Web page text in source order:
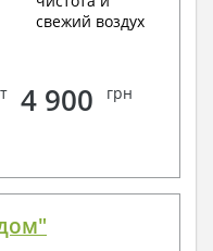
свежий воздух
4 900 грн